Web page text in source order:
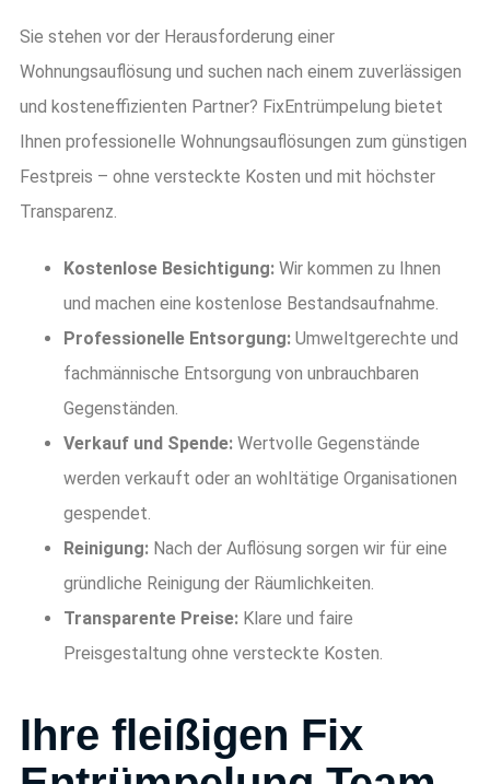
Sie stehen vor der Herausforderung einer
Wohnungsauflösung und suchen nach einem zuverlässigen
und kosteneffizienten Partner? FixEntrümpelung bietet
Ihnen professionelle Wohnungsauflösungen zum günstigen
Festpreis – ohne versteckte Kosten und mit höchster
Transparenz.
Kostenlose Besichtigung: Wir kommen zu Ihnen
und machen eine kostenlose Bestandsaufnahme.
Professionelle Entsorgung: Umweltgerechte und
fachmännische Entsorgung von unbrauchbaren
Gegenständen.
Verkauf und Spende: Wertvolle Gegenstände
werden verkauft oder an wohltätige Organisationen
gespendet.
Reinigung: Nach der Auflösung sorgen wir für eine
gründliche Reinigung der Räumlichkeiten.
Transparente Preise: Klare und faire
Preisgestaltung ohne versteckte Kosten.
Ihre fleißigen Fix